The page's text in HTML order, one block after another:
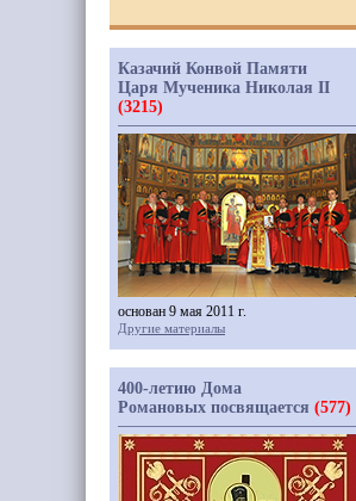
Казачий Конвой Памяти
Царя Мученика Николая II
(3215)
основан 9 мая 2011 г.
Другие материалы
400-летию Дома
Романовых посвящается (577)